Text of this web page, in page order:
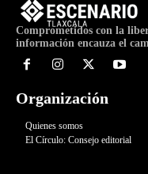
Comprometidos con la
información encauza el
Organización
Quienes somos
El Círculo: Consejo editorial